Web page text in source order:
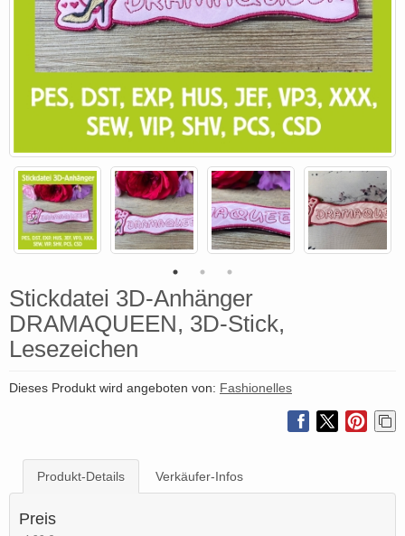
Stickdatei 3D-Anhänger
DRAMAQUEEN, 3D-Stick,
Lesezeichen
Dieses Produkt wird angeboten von: Fashionelles
Produkt-Details Verkäufer-Infos
Preis